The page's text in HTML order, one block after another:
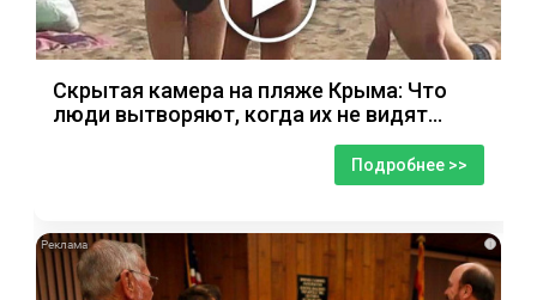
Скрытая камера на пляже Крыма: Что
люди вытворяют, когда их не видят...
Подробнее >>
i